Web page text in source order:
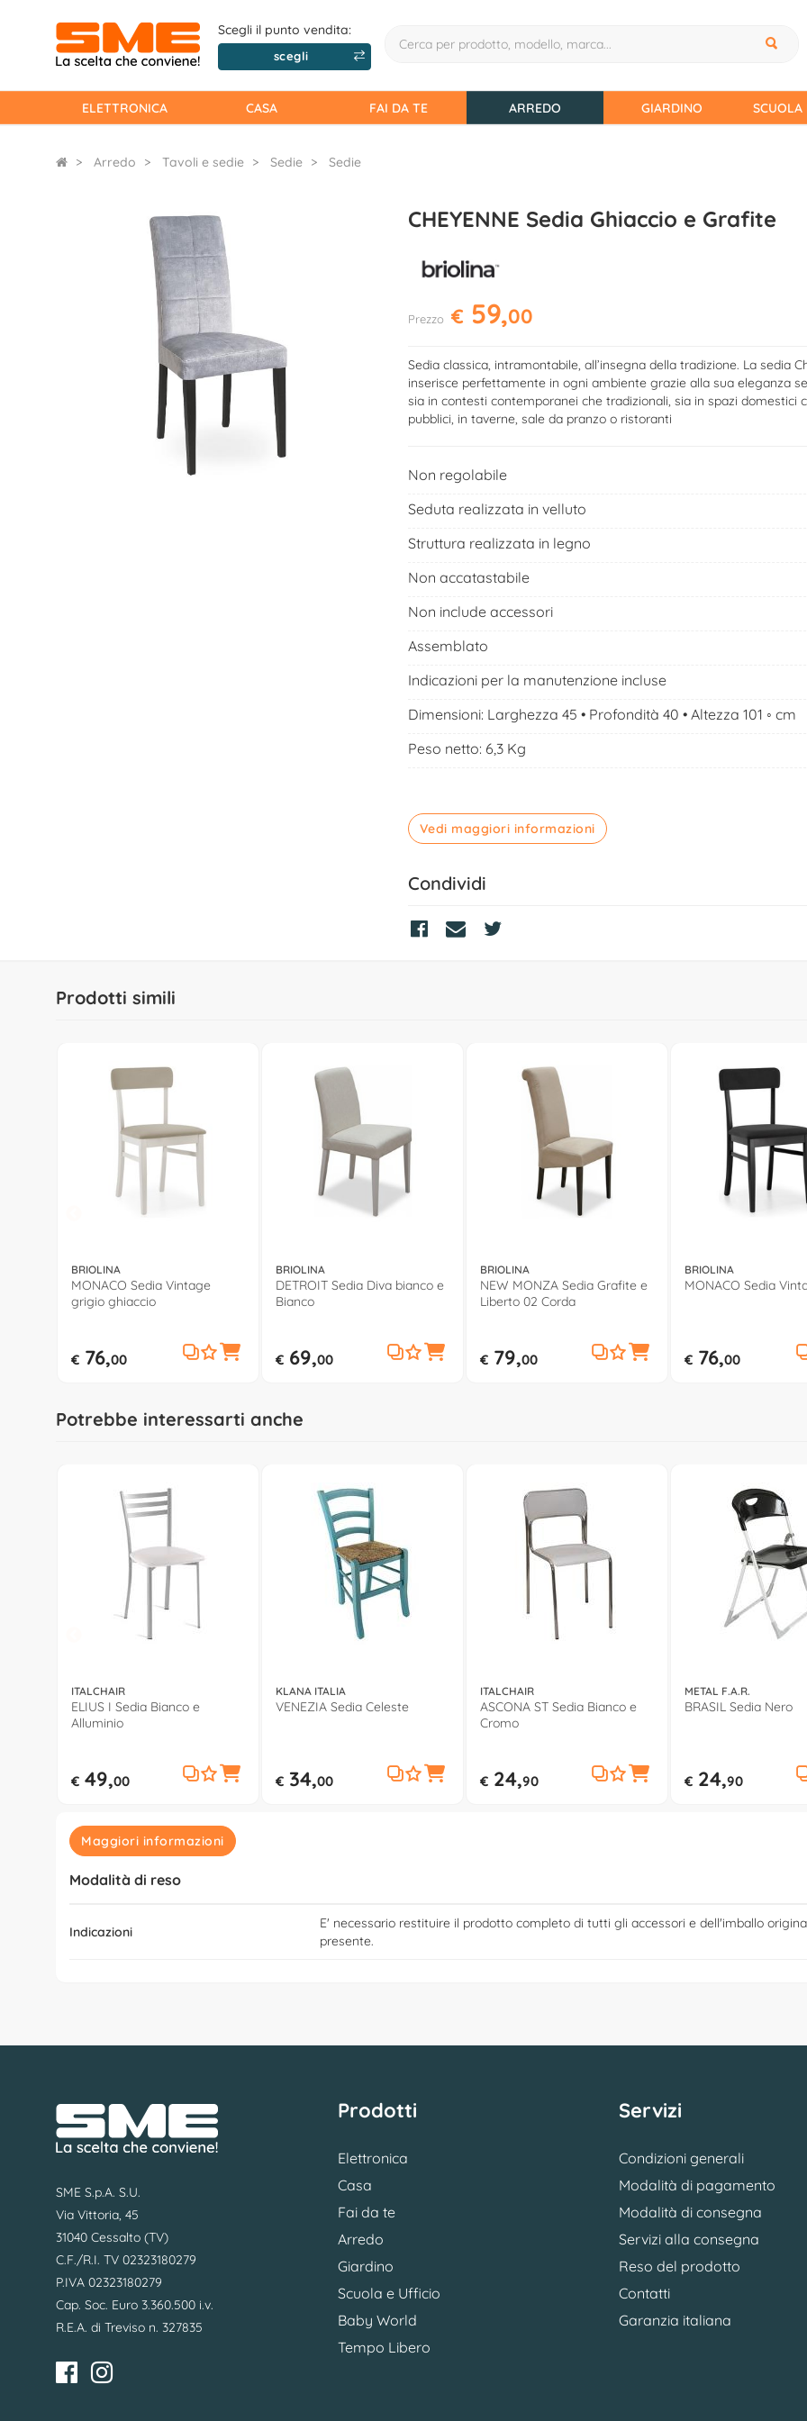
Scegli il punto vendita:
scegli
ELETTRONICA CASA FAI DA TE ARREDO GIARDINO SCUOLA
Arredo Tavoli e sedie Sedie Sedie
CHEYENNE Sedia Ghiaccio e Grafite
Prezzo € 59,00
Sedia classica, intramontabile, all’insegna della tradizione. La sedia
inserisce perfettamente in ogni ambiente grazie alla sua eleganza
sia in contesti contemporanei che tradizionali, sia in spazi domestici
pubblici, in taverne, sale da pranzo o ristoranti
Non regolabile
Seduta realizzata in velluto
Struttura realizzata in legno
Non accatastabile
Non include accessori
Assemblato
Indicazioni per la manutenzione incluse
Dimensioni: Larghezza 45 • Profondità 40 • Altezza 101 ◦ cm
Peso netto: 6,3 Kg
Vedi maggiori informazioni
Condividi
Prodotti simili
BRIOLINA
MONACO Sedia Vintage
grigio ghiaccio
€ 76,00
BRIOLINA
DETROIT Sedia Diva bianco e
Bianco
€ 69,00
BRIOLINA
NEW MONZA Sedia Grafite e
Liberto 02 Corda
€ 79,00
BRIOLINA
MONACO Sedia
€ 76,00
Potrebbe interessarti anche
ITALCHAIR
ELIUS I Sedia Bianco e
Alluminio
€ 49,00
KLANA ITALIA
VENEZIA Sedia Celeste
€ 34,00
ITALCHAIR
ASCONA ST Sedia Bianco e
Cromo
€ 24,90
METAL F.A.R.
BRASIL Sedia Nero
€ 24,90
Maggiori informazioni
Modalità di reso
Indicazioni
E' necessario restituire il prodotto completo di tutti gli accessori e dell'imballo
presente.
SME S.p.A. S.U.
Via Vittoria, 45
31040 Cessalto (TV)
C.F./R.I. TV 02323180279
P.IVA 02323180279
Cap. Soc. Euro 3.360.500 i.v.
R.E.A. di Treviso n. 327835
Prodotti
Elettronica
Casa
Fai da te
Arredo
Giardino
Scuola e Ufficio
Baby World
Tempo Libero
Servizi
Condizioni generali
Modalità di pagamento
Modalità di consegna
Servizi alla consegna
Reso del prodotto
Contatti
Garanzia italiana